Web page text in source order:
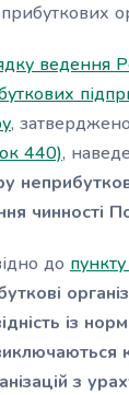
ведення
,
440),
чинності
до
із
з